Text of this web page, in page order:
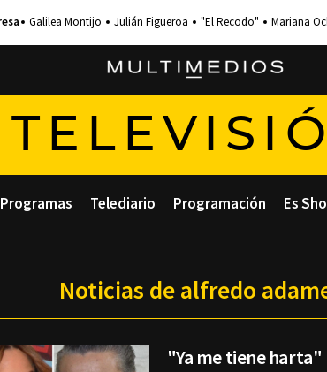
Galilea Montijo Julián Figueroa "El Recodo" Mariana
Programas Telediario Programación Es
Noticias de alfredo
"Ya me tiene